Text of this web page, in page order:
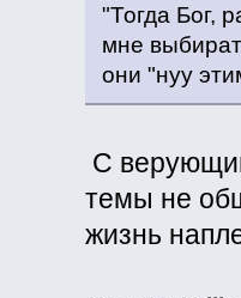
"Тогда Бог,
мне
они "нуу
С
темы не
жизнь